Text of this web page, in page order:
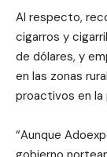
Al respecto,
cigarros y
de dólares, y
en las zonas
proactivos en
“Aunque